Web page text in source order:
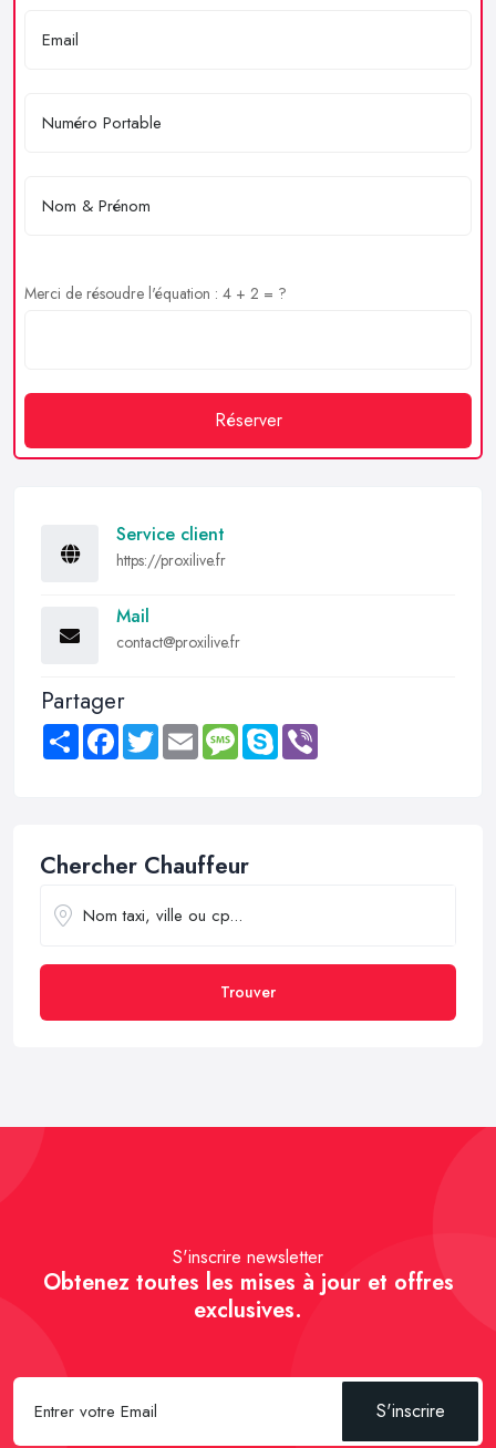
Merci de résoudre l'équation : 4 + 2 = ?
Réserver
Service client
https://proxilive.fr
Mail
contact@proxilive.fr
Partager
Share FacebookTwitter Email MessageSkype
Chercher Chauffeur
Trouver
S'inscrire newsletter
Obtenez toutes les mises à jour et offres
exclusives.
S'inscrire